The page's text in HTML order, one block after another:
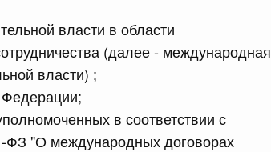
власти в области
(далее - международная
власти) ;
в соответствии с
"О международных договорах
№ 927
принципах и